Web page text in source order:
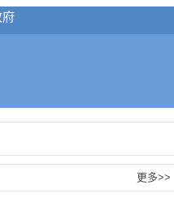
更多>>